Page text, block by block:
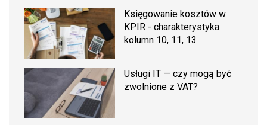
Księgowanie kosztów w
KPIR - charakterystyka
kolumn 10, 11, 13
Usługi IT — czy mogą być
zwolnione z VAT?